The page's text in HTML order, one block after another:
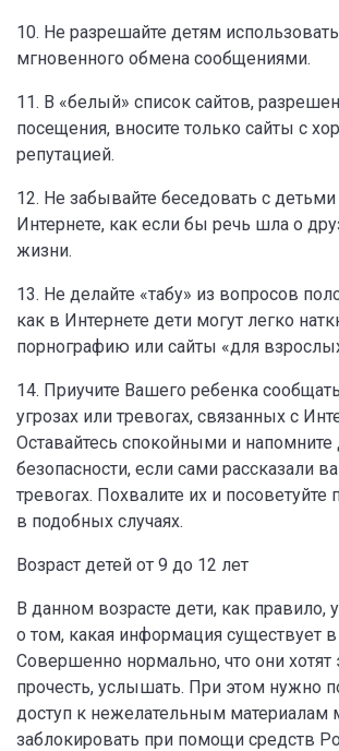
10. Не разрешайте детям
мгновенного обмена сообщениями.
11. В «белый» список сайтов,
посещения, вносите только сайты с
репутацией.
12. Не забывайте беседовать с
Интернете, как если бы речь шла о
жизни.
13. Не делайте «табу» из вопросов
как в Интернете дети могут легко
порнографию или сайты «для
14. Приучите Вашего ребенка
угрозах или тревогах, связанных с
Оставайтесь спокойными и напомните
безопасности, если сами рассказали
тревогах. Похвалите их и посоветуйте
в подобных случаях.
Возраст детей от 9 до 12 лет
В данном возрасте дети, как
о том, какая информация существует в
Совершенно нормально, что они хотят
прочесть, услышать. При этом нужно
доступ к нежелательным материалам
заблокировать при помощи средств